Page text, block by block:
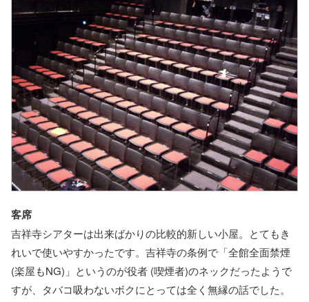
客席
吉祥寺シアターは出来ばかりの比較的新しい小屋。とてもき
れいで使いやすかったです。吉祥寺の条例で「全館全面禁煙
(楽屋もNG)」というのが役者 (喫煙者)のネックだったようで
すが、タバコ吸わないボクにとっては全く無縁の話でした。